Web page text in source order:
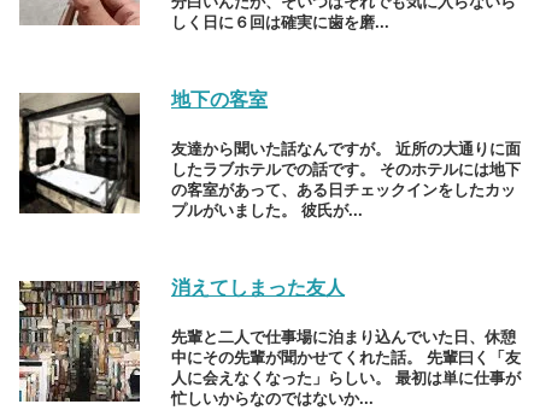
しく日に６回は確実に歯を磨...
地下の客室
友達から聞いた話なんですが。 近所の大通りに面
したラブホテルでの話です。 そのホテルには地下
の客室があって、ある日チェックインをしたカッ
プルがいました。 彼氏が...
消えてしまった友人
先輩と二人で仕事場に泊まり込んでいた日、休憩
中にその先輩が聞かせてくれた話。 先輩曰く「友
人に会えなくなった」らしい。 最初は単に仕事が
忙しいからなのではないか...